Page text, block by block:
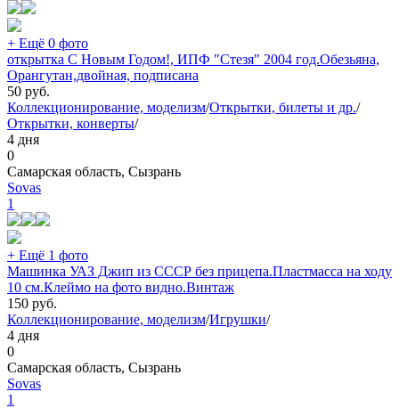
+ Ещё 0 фото
открытка С Новым Годом!, ИПФ "Стезя" 2004 год.Обезьяна,
Орангутан,двойная, подписана
50 руб.
Коллекционирование, моделизм/Открытки, билеты и др./
Открытки, конверты/
4 дня
0
Самарская область, Сызрань
Sovas
1
+ Ещё 1 фото
Машинка УАЗ Джип из СССР без прицепа.Пластмасса на ходу
10 см.Клеймо на фото видно.Винтаж
150 руб.
Коллекционирование, моделизм/Игрушки/
4 дня
0
Самарская область, Сызрань
Sovas
1